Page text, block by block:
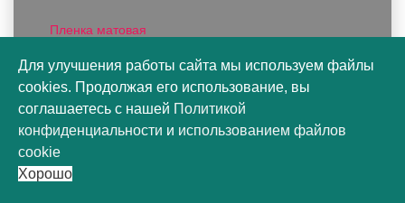
Пленка матовая
Пленка прозрачная
Пленка фактурная
Пленка цветная
Для улучшения работы сайта мы используем файлы
cookies. Продолжая его использование, вы
соглашаетесь с нашей Политикой
конфиденциальности и использованием файлов
cookie
Хорошо